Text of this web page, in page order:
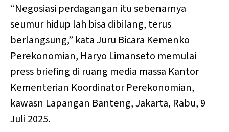
“Negosiasi perdagangan itu sebenarnya
seumur hidup lah bisa dibilang, terus
berlangsung,” kata Juru Bicara Kemenko
Perekonomian, Haryo Limanseto memulai
press briefing di ruang media massa Kantor
Kementerian Koordinator Perekonomian,
kawasn Lapangan Banteng, Jakarta, Rabu, 9
Juli 2025.